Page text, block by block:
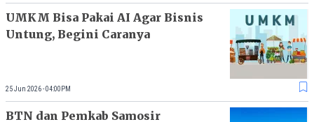
UMKM Bisa Pakai AI Agar Bisnis
Untung, Begini Caranya
25 Jun 2026 - 04:00PM
BTN dan Pemkab Samosir